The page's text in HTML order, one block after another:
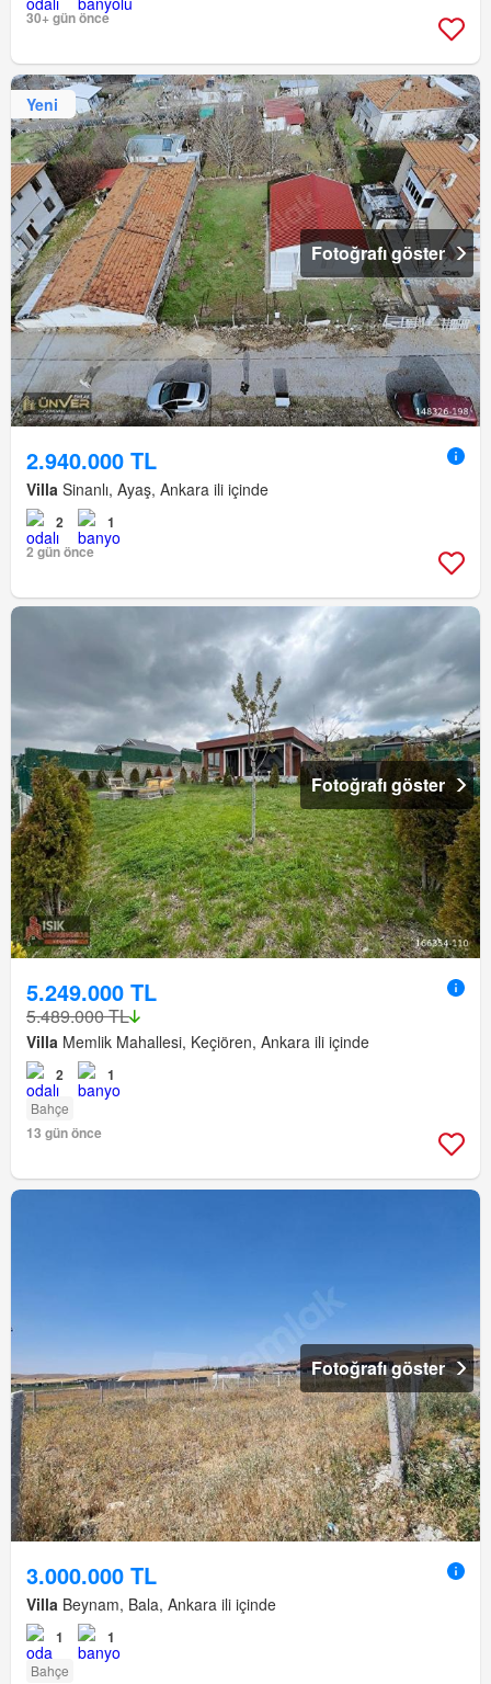
30+ gün önce
Yeni
Fotoğrafı göster
2.940.000 TL
Villa Sinanlı, Ayaş, Ankara ili içinde
2
1
2 gün önce
Fotoğrafı göster
5.249.000 TL
5.489.000 TL
Villa Memlik Mahallesi, Keçiören, Ankara ili içinde
2 1
Bahçe
13 gün önce
Fotoğrafı göster
3.000.000 TL
Villa Beynam, Bala, Ankara ili içinde
1 1
Bahçe